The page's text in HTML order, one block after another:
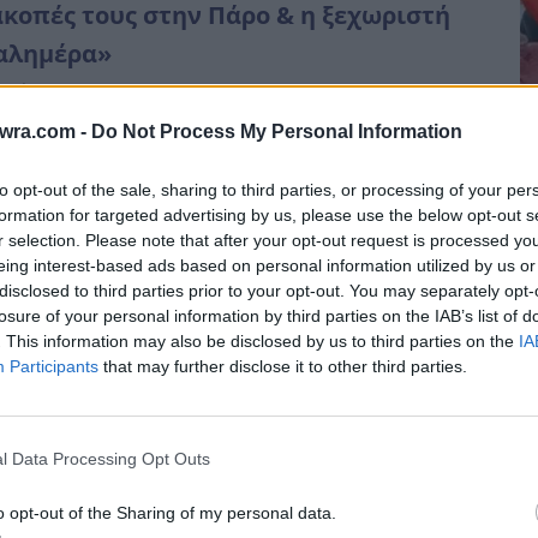
- Do Not Process My Personal Information
opt-out of the sale, sharing to third parties, or processing of your
for targeted advertising by us, please use the below opt-out
selection. Please note that after your opt-out request is processed
interest-based ads based on personal information utilized by us
to third parties prior to your opt-out. You may separately
of your personal information by third parties on the IAB’s list of
This information may also be disclosed by us to third parties on the
Participants that may further disclose it to other third parties.
Data Processing Opt Outs
opt-out of the Sharing of my personal data.
τους στην Πάρο & η ξεχωριστή
2026 18:35
ιδιαίτερα χαρούμενη περίοδο διανύουν η
οι οποίοι...
περισσότερα
σκότωσε νύφη λίγες ώρες μετά
2026 18:28
Δεν έχουν αποδείξεις, θέλω να πάω